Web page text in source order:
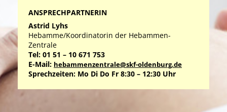
ANSPRECHPARTNERIN
Astrid Lyhs
Hebamme/Koordinatorin der Hebammen-
Zentrale
Tel: 01 51 – 10 671 753
E-Mail: hebammenzentrale@skf-oldenburg.de
Sprechzeiten: Mo Di Do Fr 8:30 – 12:30 Uhr